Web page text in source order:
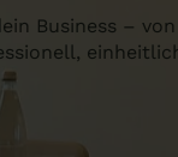
Business –